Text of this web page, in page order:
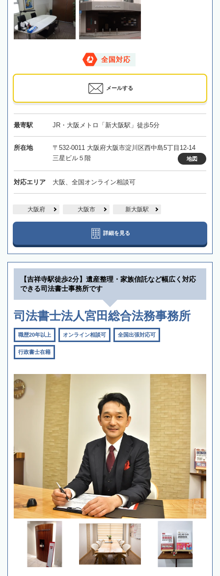
全国対応
メールする
最寄駅 JR・大阪メトロ「新大阪駅」徒歩5分
所在地
〒532-0011 大阪府大阪市淀川区西中島5丁目12-14
三星ビル５階
地図
対応エリア 大阪、全国オンライン相談可
大阪府 大阪市 新大阪駅
詳細を見る
【吉祥寺駅徒歩2分】遺産整理・家族信託など幅広く対応
できる司法書士事務所です
司法書士法人宮田総合法務事務所
職歴20年以上 オンライン相談可 全国出張対応可
行政書士在籍